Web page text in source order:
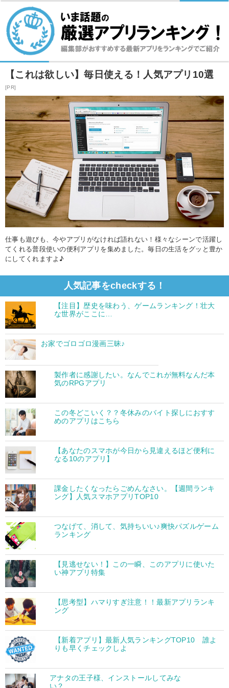
【これは欲しい】毎日使える！人気アプリ10選
[PR]
仕事も遊びも、今やアプリがなければ語れない！様々なシーンで活躍し
てくれる普段使いの便利アプリを集めました。毎日の生活をグッと豊か
にしてくれますよ♪
人気記事をcheckする！
【注目】歴史を味わう、ゲームランキング！壮大
な世界がここに…
お家でゴロゴロ漫画三昧♪
製作者に感謝したい。なんでこれが無料なんだ本
気のRPGアプリ
この冬どこいく？？冬休みのバイト探しにおすす
めのアプリはこちら
【あなたのスマホが今日から見違えるほど便利に
なる10のアプリ】
課金したくなったらごめんなさい。【週間ランキ
ング】人気スマホアプリTOP10
つなげて、消して、気持ちいい♪爽快パズルゲーム
ランキング
【見逃せない！】この一瞬、このアプリに使いた
い神アプリ特集
【思考型】ハマりすぎ注意！！最新アプリランキ
ング
【新着アプリ】最新人気ランキングTOP10 誰よ
りも早くチェックしよ
アナタの王子様、インストールしてみな
い？